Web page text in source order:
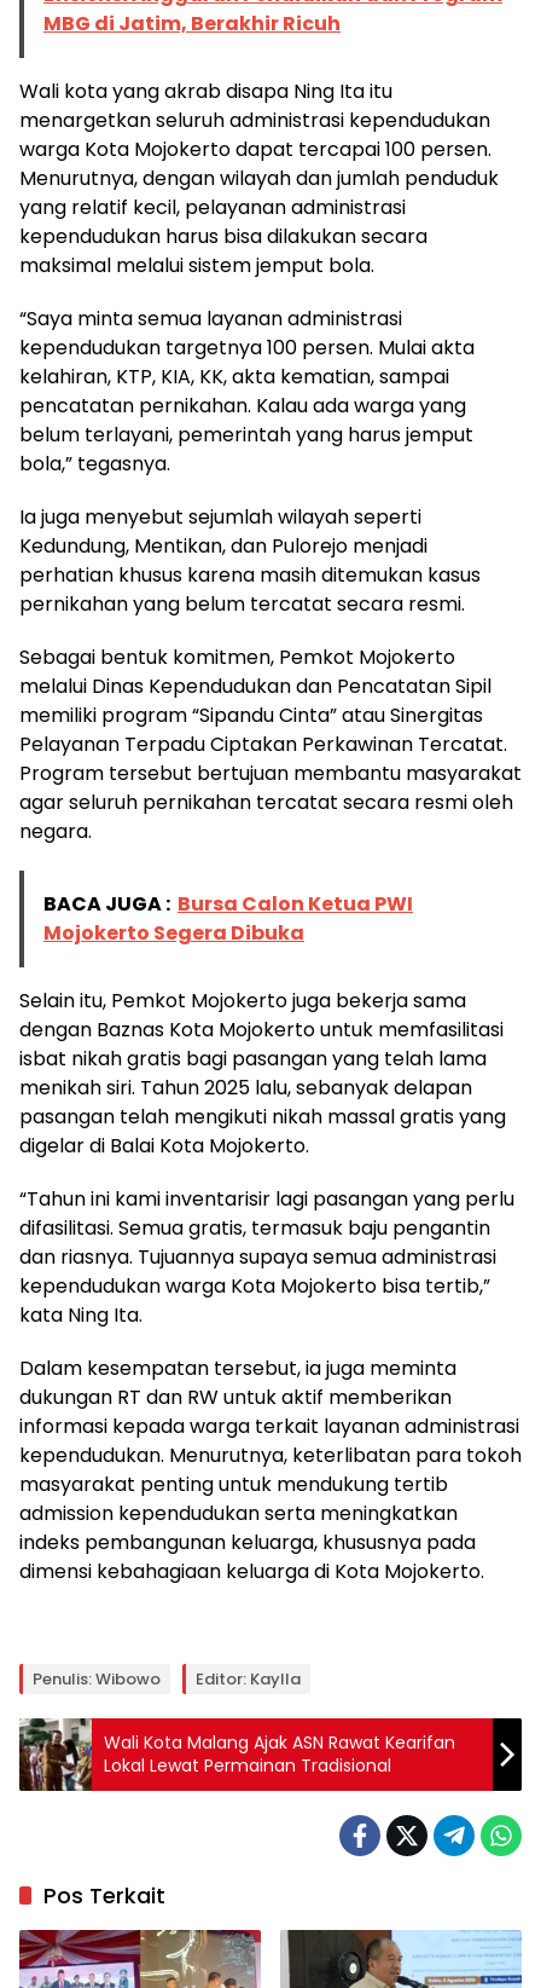
MBG di Jatim, Berakhir Ricuh
Wali kota yang akrab disapa Ning Ita itu
menargetkan seluruh administrasi kependudukan
warga Kota Mojokerto dapat tercapai 100 persen.
Menurutnya, dengan wilayah dan jumlah penduduk
yang relatif kecil, pelayanan administrasi
kependudukan harus bisa dilakukan secara
maksimal melalui sistem jemput bola.
“Saya minta semua layanan administrasi
kependudukan targetnya 100 persen. Mulai akta
kelahiran, KTP, KIA, KK, akta kematian, sampai
pencatatan pernikahan. Kalau ada warga yang
belum terlayani, pemerintah yang harus jemput
bola,” tegasnya.
Ia juga menyebut sejumlah wilayah seperti
Kedundung, Mentikan, dan Pulorejo menjadi
perhatian khusus karena masih ditemukan kasus
pernikahan yang belum tercatat secara resmi.
Sebagai bentuk komitmen, Pemkot Mojokerto
melalui Dinas Kependudukan dan Pencatatan Sipil
memiliki program “Sipandu Cinta” atau Sinergitas
Pelayanan Terpadu Ciptakan Perkawinan Tercatat.
Program tersebut bertujuan membantu masyarakat
agar seluruh pernikahan tercatat secara resmi oleh
negara.
BACA JUGA : Bursa Calon Ketua PWI
Mojokerto Segera Dibuka
Selain itu, Pemkot Mojokerto juga bekerja sama
dengan Baznas Kota Mojokerto untuk memfasilitasi
isbat nikah gratis bagi pasangan yang telah lama
menikah siri. Tahun 2025 lalu, sebanyak delapan
pasangan telah mengikuti nikah massal gratis yang
digelar di Balai Kota Mojokerto.
“Tahun ini kami inventarisir lagi pasangan yang perlu
difasilitasi. Semua gratis, termasuk baju pengantin
dan riasnya. Tujuannya supaya semua administrasi
kependudukan warga Kota Mojokerto bisa tertib,”
kata Ning Ita.
Dalam kesempatan tersebut, ia juga meminta
dukungan RT dan RW untuk aktif memberikan
informasi kepada warga terkait layanan administrasi
kependudukan. Menurutnya, keterlibatan para tokoh
masyarakat penting untuk mendukung tertib
admission kependudukan serta meningkatkan
indeks pembangunan keluarga, khususnya pada
dimensi kebahagiaan keluarga di Kota Mojokerto.
Penulis: Wibowo Editor: Kaylla
Wali Kota Malang Ajak ASN Rawat Kearifan
Lokal Lewat Permainan Tradisional
Pos Terkait